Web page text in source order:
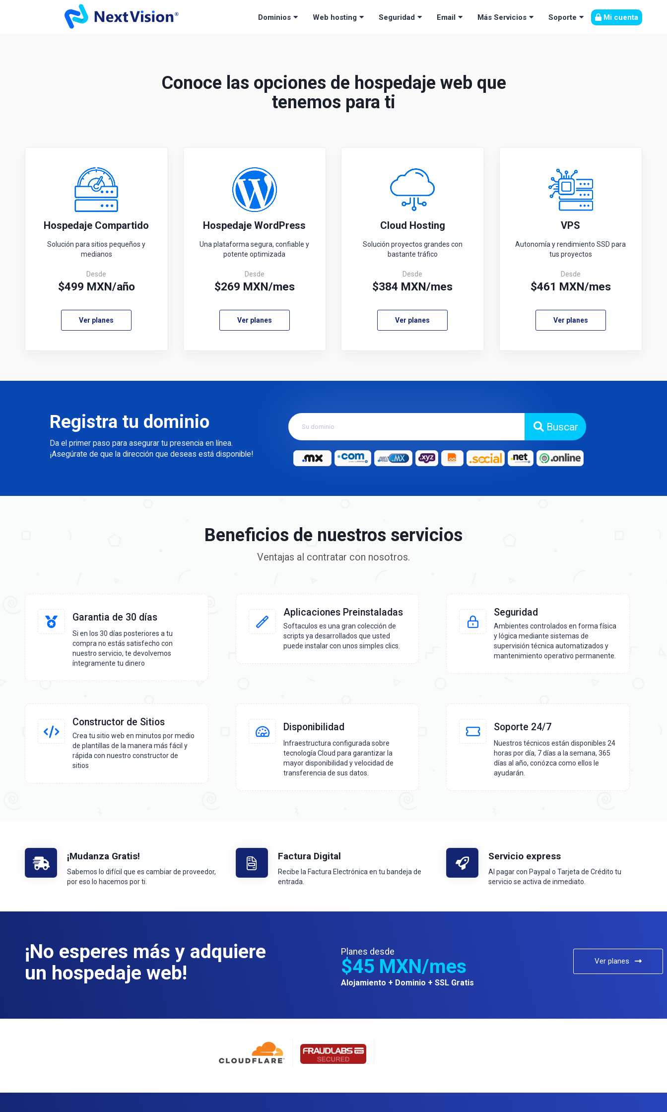
Dominios Web hosting Seguridad Email Más Servicios Soporte Mi cuenta
Conoce las opciones de hospedaje web que
tenemos para ti
Hospedaje Compartido
Solución para sitios pequeños y
medianos
Desde
$499 MXN/año
Ver planes
Hospedaje WordPress
Una plataforma segura, confiable y
potente optimizada
Desde
$269 MXN/mes
Ver planes
Cloud Hosting
Solución proyectos grandes con
bastante tráfico
Desde
$384 MXN/mes
Ver planes
VPS
Autonomía y rendimiento SSD para
tus proyectos
Desde
$461 MXN/mes
Ver planes
Registra tu dominio
Da el primer paso para asegurar tu presencia en línea.
¡Asegúrate de que la dirección que deseas está disponible!
Buscar
Beneficios de nuestros servicios
Ventajas al contratar con nosotros.
Garantia de 30 días
Si en los 30 días posteriores a tu
compra no estás satisfecho con
nuestro servicio, te devolvemos
íntegramente tu dinero
Aplicaciones Preinstaladas
Softaculos es una gran colección de
scripts ya desarrollados que usted
puede instalar con unos simples clics.
Seguridad
Ambientes controlados en forma física
y lógica mediante sistemas de
supervisión técnica automatizados y
mantenimiento operativo permanente.
Constructor de Sitios
Crea tu sitio web en minutos por medio
de plantillas de la manera más fácil y
rápida con nuestro constructor de
sitios
Disponibilidad
Infraestructura configurada sobre
tecnología Cloud para garantizar la
mayor disponibilidad y velocidad de
transferencia de sus datos.
Soporte 24/7
Nuestros técnicos están disponibles 24
horas por día, 7 días a la semana, 365
días al año, conózca como ellos le
ayudarán.
¡Mudanza Gratis!
Sabemos lo difícil que es cambiar de proveedor,
por eso lo hacemos por ti.
Factura Digital
Recibe la Factura Electrónica en tu bandeja de
entrada.
Servicio express
Al pagar con Paypal o Tarjeta de Crédito tu
servicio se activa de inmediato.
¡No esperes más y adquiere
un hospedaje web!
Planes desde
$45 MXN/mes
Alojamiento + Dominio + SSL Gratis
Ver planes